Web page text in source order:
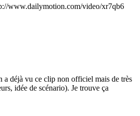
www.dailymotion.com/video/xr7qb6
a déjà vu ce clip non officiel mais de très
idée de scénario). Je trouve ça